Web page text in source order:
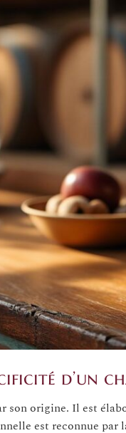
d’un
origine. Il est
est reconnue